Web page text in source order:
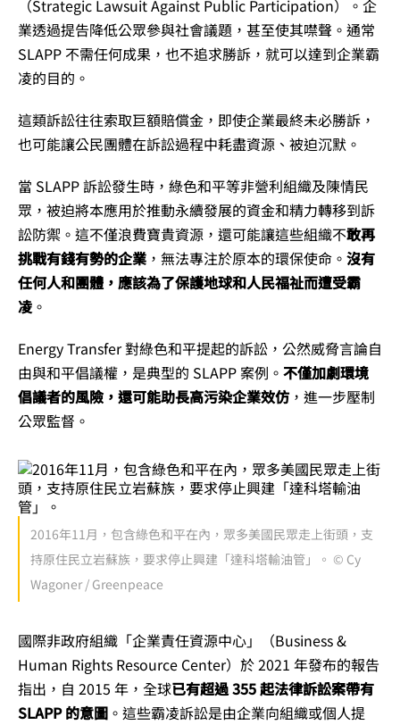
（Strategic Lawsuit Against Public Participation）。企
業透過提告降低公眾參與社會議題，甚至使其噤聲。通常
SLAPP 不需任何成果，也不追求勝訴，就可以達到企業霸
凌的目的。
這類訴訟往往索取巨額賠償金，即使企業最終未必勝訴，
也可能讓公民團體在訴訟過程中耗盡資源、被迫沉默。
當 SLAPP 訴訟發生時，綠色和平等非營利組織及陳情民
眾，被迫將本應用於推動永續發展的資金和精力轉移到訴
訟防禦。這不僅浪費寶貴資源，還可能讓這些組織不敢再
挑戰有錢有勢的企業 ，無法專注於原本的環保使命。 沒有
任何人和團體，應該為了保護地球和人民福祉而遭受霸
凌 。
Energy Transfer 對綠色和平提起的訴訟，公然威脅言論自
由與和平倡議權，是典型的 SLAPP 案例。 不僅加劇環境
倡議者的風險，還可能助長高污染企業效仿 ，進一步壓制
公眾監督。
2016年11月，包含綠色和平在內，眾多美國民眾走上街頭，支
持原住民立岩蘇族，要求停止興建「達科塔輸油管」。 © Cy
Wagoner / Greenpeace
國際非政府組織「企業責任資源中心」（Business &
Human Rights Resource Center）於 2021 年發布的報告
指出，自 2015 年，全球已有超過 355 起法律訴訟案帶有
SLAPP 的意圖 。這些霸凌訴訟是由企業向組織或個人提